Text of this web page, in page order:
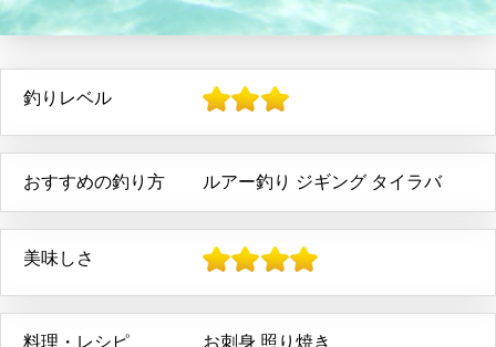
釣りレベル
おすすめの釣り方 ルアー釣り ジギング タイラバ
美味しさ
料理・レシピ お刺身 照り焼き